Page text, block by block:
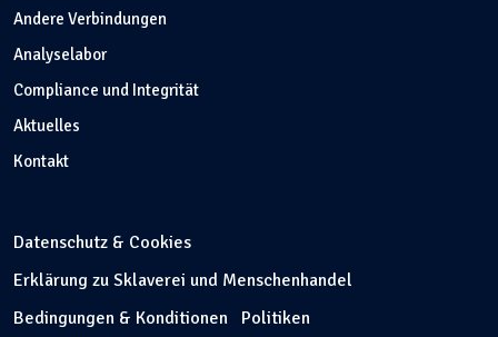
Andere Verbindungen
Analyselabor
Compliance und Integrität
Aktuelles
Kontakt
Datenschutz & Cookies
Erklärung zu Sklaverei und Menschenhandel
Bedingungen & Konditionen
Politiken